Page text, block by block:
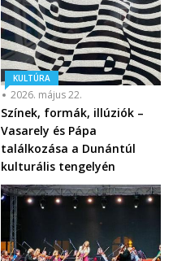
KULTÚRA
2026. május 22.
Színek, formák, illúziók –
Vasarely és Pápa
találkozása a Dunántúl
kulturális tengelyén